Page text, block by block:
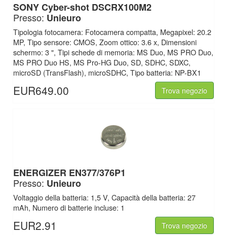
SONY Cyber-shot DSCRX100M2
Presso: Unieuro
Tipologia fotocamera: Fotocamera compatta, Megapixel: 20.2
MP, Tipo sensore: CMOS, Zoom ottico: 3.6 x, Dimensioni
schermo: 3 ", Tipi schede di memoria: MS Duo, MS PRO Duo,
MS PRO Duo HS, MS Pro-HG Duo, SD, SDHC, SDXC,
microSD (TransFlash), microSDHC, Tipo batteria: NP-BX1
EUR649.00 Trova negozio
ENERGIZER EN377/376P1
Presso: Unieuro
Voltaggio della batteria: 1,5 V, Capacità della batteria: 27
mAh, Numero di batterie incluse: 1
EUR2.91 Trova negozio